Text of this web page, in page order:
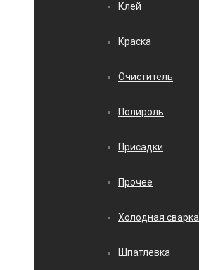
Клей
Краска
Очиститель
Полироль
Присадки
Прочее
Холодная сварка
Шпатлевка